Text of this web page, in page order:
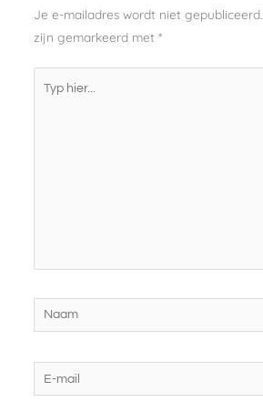
Je e-mailadres wordt niet gepubliceerd.
zijn gemarkeerd met *
Naam
mail